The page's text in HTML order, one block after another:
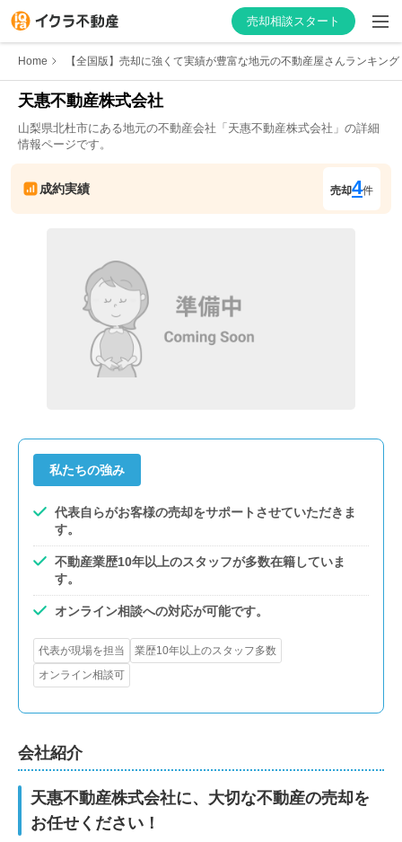
売却相談スタート
はじめての方へ
不動産会社を探す
お家の売却を学ぶ
不動産会社向け情報
Home 【全国版】売却に強くて実績が豊富な地元の不動産屋さんランキング
天惠不動産株式会社
山梨県北杜市にある地元の不動産会社「 天惠不動産株式会社 」の詳細
情報ページです。
成約実績 売却4件
私たちの強み
代表自らがお客様の売却をサポートさせていただきま
す。
不動産業歴10年以上のスタッフが多数在籍していま
す。
オンライン相談への対応が可能です。
代表が現場を担当
業歴10年以上のスタッフ多数
オンライン相談可
会社紹介
天惠不動産株式会社に、大切な不動産の売却を
お任せください！